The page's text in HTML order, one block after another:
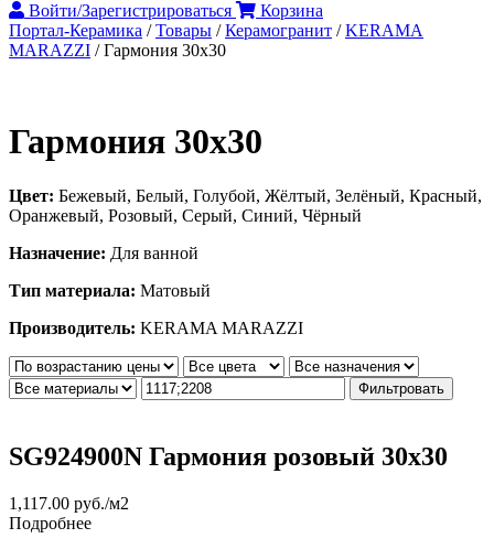
Войти/Зарегистрироваться
Корзина
Портал-Керамика /Товары /Керамогранит /KERAMA
MARAZZI /Гармония 30х30
Гармония 30х30
Цвет: Бежевый, Белый, Голубой, Жёлтый, Зелёный, Красный,
Оранжевый, Розовый, Серый, Синий, Чёрный
Назначение: Для ванной
Тип материала: Матовый
Производитель: KERAMA MARAZZI
Фильтровать
SG924900N Гармония розовый 30х30
1,117.00 руб./м2
Подробнее